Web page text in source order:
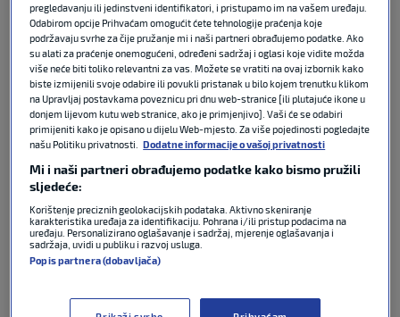
“Nerrazzuri” su poveli u 14. minuti. Nicolo Barella je
izveo korner, a Adam Marušić nesretno i nespretno
skrenuo loptu u vlastitu mrežu. U 35. minuti milanski
sastav je povećao prednost. Denzel Dumfries je
“ukrao” loptu neopreznom Nunu Tavaresu i dodao
do Lautara Martineza kojem nije bilo teško zabiti za
2-0.
Prvi udarac prema suparničkim vratima Lazio je
uputio u 45. minuti, no pokušaj Gustava Isaksena
prošao je pored stative. U 57. minuti “nebesko-placi”
su imali i prvu pravu priliku, ali Tijjani Noslin nije bio
precizan.
Petar Sučić je za Inter igrao do 68. minute, dok
pregledavanju ili jedinstveni identifikatori, i pristupamo im na vašem uređaju.
Odabirom opcije Prihvaćam omogućit ćete tehnologije praćenja koje
podržavaju svrhe za čije pružanje mi i naši partneri obrađujemo podatke. Ako
su alati za praćenje onemogućeni, određeni sadržaj i oglasi koje vidite možda
više neće biti toliko relevantni za vas. Možete se vratiti na ovaj izbornik kako
biste izmijenili svoje odabire ili povukli pristanak u bilo kojem trenutku klikom
na Upravljaj postavkama poveznicu pri dnu web-stranice [ili plutajuće ikone u
donjem lijevom kutu web stranice, ako je primjenjivo]. Vaši će se odabiri
primijeniti kako je opisano u dijelu Web-mjesto. Za više pojedinosti pogledajte
našu Politiku privatnosti.
Dodatne informacije o vašoj privatnosti
Mi i naši partneri obrađujemo podatke kako bismo pružili
sljedeće:
Korištenje preciznih geolokacijskih podataka. Aktivno skeniranje
karakteristika uređaja za identifikaciju. Pohrana i/ili pristup podacima na
uređaju. Personalizirano oglašavanje i sadržaj, mjerenje oglašavanja i
sadržaja, uvidi u publiku i razvoj usluga.
Popis partnera (dobavljača)